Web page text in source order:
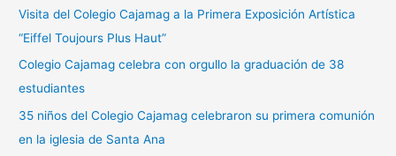
Visita del Colegio Cajamag a la Primera Exposición Artística
“Eiffel Toujours Plus Haut”
Colegio Cajamag celebra con orgullo la graduación de 38
estudiantes
35 niños del Colegio Cajamag celebraron su primera comunión
en la iglesia de Santa Ana